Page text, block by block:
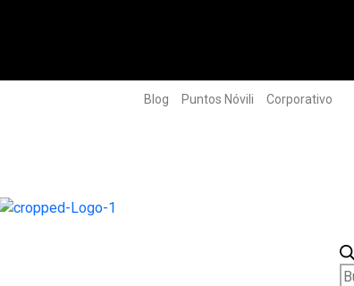
Blog Puntos Nóvili Corporativo